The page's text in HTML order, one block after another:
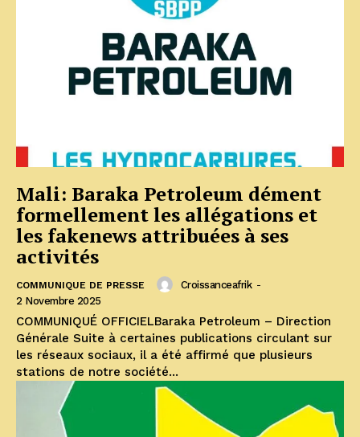
Mali: Baraka Petroleum dément
formellement les allégations et
les fakenews attribuées à ses
activités
COMMUNIQUE DE PRESSE Croissanceafrik -
2 Novembre 2025
COMMUNIQUÉ OFFICIELBaraka Petroleum – Direction
Générale Suite à certaines publications circulant sur
les réseaux sociaux, il a été affirmé que plusieurs
stations de notre société...